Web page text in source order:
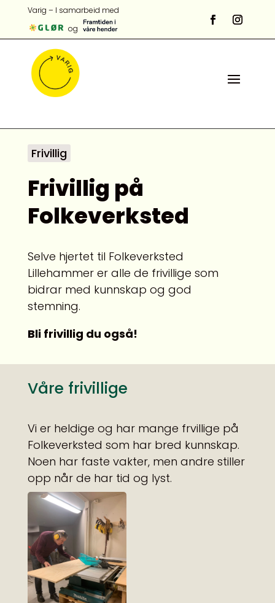
Varig – I samarbeid med
og
Frivillig
Frivillig på
Folkeverksted
Selve hjertet til Folkeverksted
Lillehammer er alle de frivillige som
bidrar med kunnskap og god
stemning.
Bli frivillig du også!
Våre frivillige
Vi er heldige og har mange frvillige på
Folkeverksted som har bred kunnskap.
Noen har faste vakter, men andre stiller
opp når de har tid og lyst.